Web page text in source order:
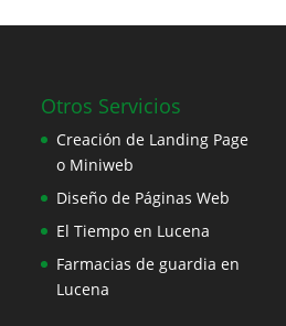
Otros Servicios
Creación de Landing Page
o Miniweb
Diseño de Páginas Web
El Tiempo en Lucena
Farmacias de guardia en
Lucena